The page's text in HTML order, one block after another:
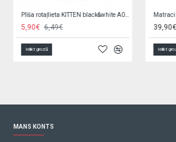
Zīdaiņu zābaciņi 3-9 mēn. OBO-0178
6,00€
Ielikt grozā
0,65€
Ielikt
MANS KONTS